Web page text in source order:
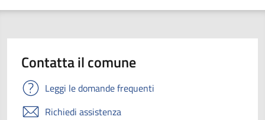
Contatta il comune
Leggi le domande frequenti
Richiedi assistenza